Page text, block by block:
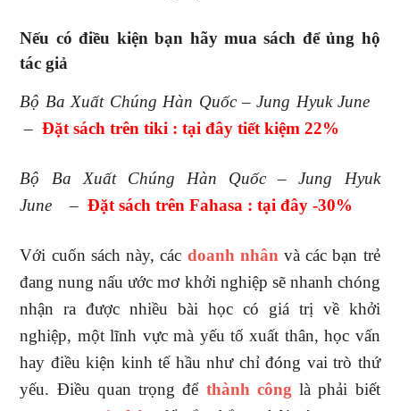
Nếu có điều kiện bạn hãy mua sách để ủng hộ
tác giả
Bộ Ba Xuất Chúng Hàn Quốc – Jung Hyuk June
–Đặt sách trên tiki : tại đây tiết kiệm 22%
Bộ Ba Xuất Chúng Hàn Quốc – Jung Hyuk
June
–Đặt sách trên Fahasa : tại đây -30%
Với cuốn sách này, các doanh nhânvà các bạn trẻ
đang nung nấu ước mơ khởi nghiệp sẽ nhanh chóng
nhận ra được nhiều bài học có giá trị về khởi
nghiệp, một lĩnh vực mà yếu tố xuất thân, học vấn
hay điều kiện kinh tế hầu như chỉ đóng vai trò thứ
yếu. Điều quan trọng để thành công là phải biết